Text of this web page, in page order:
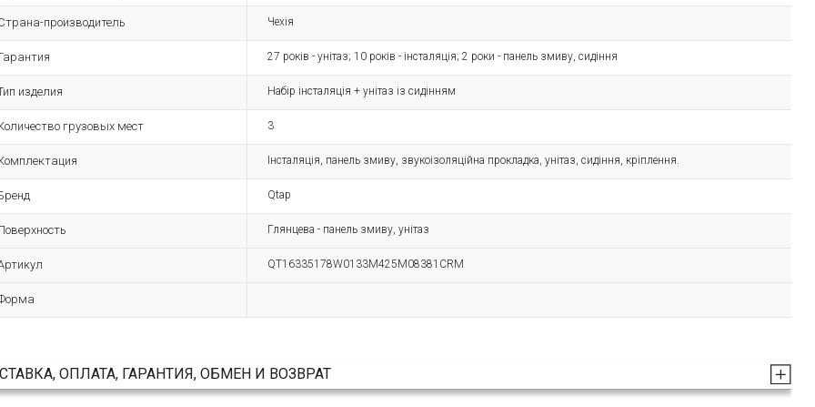
производитель Чехія
27 років - унітаз; 10 років - інсталяція; 2 роки - панель змиву, сидіння
изделия Набір інсталяція + унітаз із сидінням
грузовых мест 3
Інсталяція, панель змиву, звукоізоляційна прокладка, унітаз, сидіння, кріплення.
Qtap
Глянцева - панель змиву, унітаз
QT16335178W0133M425M08381CRM
ОПЛАТА, ГАРАНТИЯ, ОБМЕН И ВОЗВРАТ